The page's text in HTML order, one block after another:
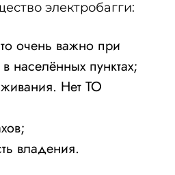
электробагги:
очень важно при
населённых пунктах;
Нет ТО
владения.